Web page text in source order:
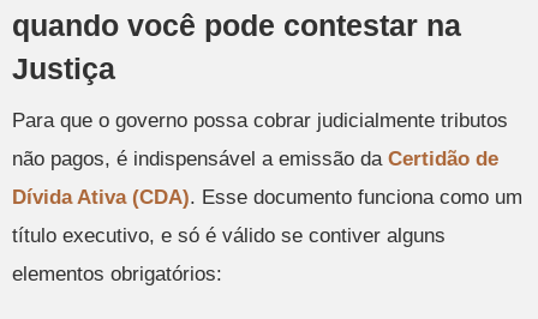
quando você pode contestar na
Justiça
Para que o governo possa cobrar judicialmente tributos
não pagos, é indispensável a emissão da Certidão de
Dívida Ativa (CDA). Esse documento funciona como um
título executivo, e só é válido se contiver alguns
elementos obrigatórios: